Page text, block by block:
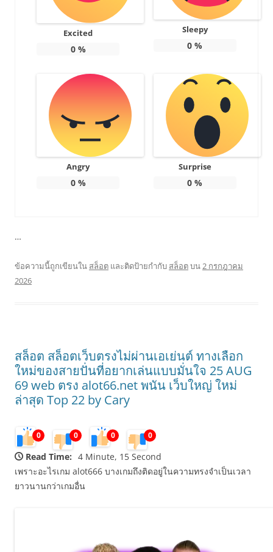
Excited
0%
Sleepy
0 %
Angry
0%
Surprise
0 %
…
ข้อความนี้ถูกเขียนใน สล็อต และติดป้ายกำกับ สล็อตบน2 กรกฎาคม
2026
สล็อต สล็อตเว็บตรงไม่ผ่านเอเย่นต์ ทางเลือก
ใหม่ของสายปั่นที่อยากเล่นแบบมั่นใจ 25 AUG
69 web ตรง alot66.net พนัน เว็บใหญ่ ใหม่
ล่าสุด Top 22 by Cary
0 0 0 0
Read Time: 4 Minute, 15 Second
เพราะอะไรเกม alot666 บางเกมถึงติดอยู่ในความทรงจำเป็นเวลา
ยาวนานกว่าเกมอื่น